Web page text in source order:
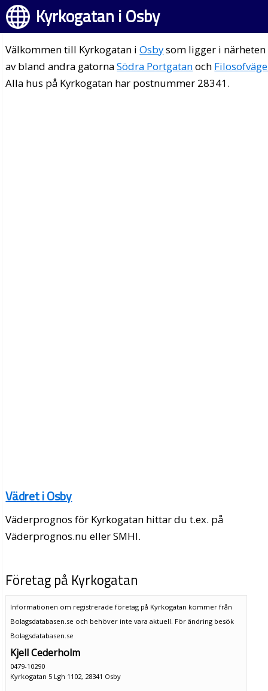
Kyrkogatan i Osby
Välkommen till Kyrkogatan iOsbysom ligger i närheten
av bland andra gatornaSödra Portgatanoch
Alla hus på Kyrkogatan har postnummer 28341.
Vädret i Osby
Väderprognos för Kyrkogatan hittar du t.ex. på
Väderprognos.nu eller SMHI.
Företag på Kyrkogatan
Informationen om registrerade företag på Kyrkogatan kommer från
Bolagsdatabasen.se och behöver inte vara aktuell. För ändring besök
Bolagsdatabasen.se
Kjell Cederholm
0479-10290
Kyrkogatan 5 Lgh 1102, 28341 Osby